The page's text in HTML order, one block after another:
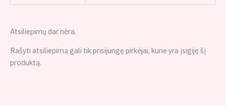
Atsiliepimų dar nėra.
Rašyti atsiliepimą gali tik prisijungę pirkėjai, kurie yra įsigiję šį
produktą.